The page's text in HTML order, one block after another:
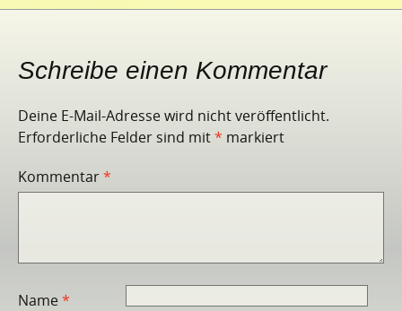
Schreibe einen Kommentar
Deine E-Mail-Adresse wird nicht veröffentlicht.
Erforderliche Felder sind mit* markiert
Kommentar*
Name*